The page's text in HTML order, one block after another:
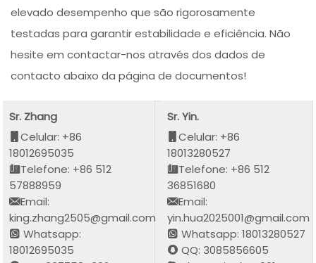
elevado desempenho que são rigorosamente
testadas para garantir estabilidade e eficiência. Não
hesite em contactar-nos através dos dados de
contacto abaixo da página de documentos!
Sr. Zhang
Celular: +86
18012695035
Telefone: +86 512
57888959
Email:
king.zhang2505@gmail.com
Whatsapp:
18012695035
Sr. Yin.
Celular: +86
18013280527
Telefone: +86 512
36851680
Email:
yin.hua2025001@gmail.com
Whatsapp: 18013280527
QQ: 3085856605